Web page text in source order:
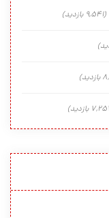
(9,541 بازدید)